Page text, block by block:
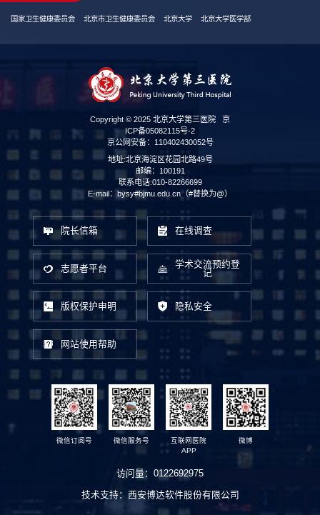
国家卫生健康委员会 北京市卫生健康委员会 北京大学 北京大学医学部
Copyright © 2025 北京大学第三医院 京
ICP备05082115号-2
京公网安备：110402430052号
地址:北京海淀区花园北路49号
邮编：100191
联系电话:010-82266699
E-mail：bysy#bjmu.edu.cn（#替换为@）
院长信箱 在线调查
志愿者平台
学术交流预约登
记
版权保护申明 隐私安全
网站使用帮助
微信订阅号 微信服务号
互联网医院
APP
微博
访问量： 0122692975
技术支持： 西安博达软件股份有限公司